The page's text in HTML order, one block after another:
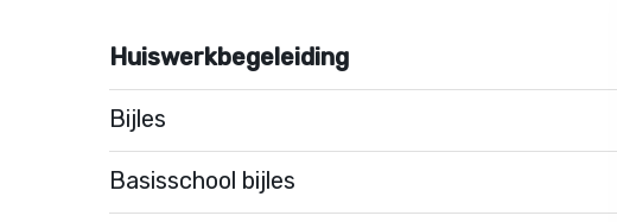
Huiswerkbegeleiding
Bijles
Basisschool bijles